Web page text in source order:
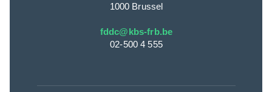
1000 Brussel
fddc@kbs-frb.be
02-500 4 555